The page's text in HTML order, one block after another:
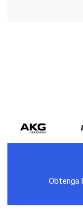
Obtenga